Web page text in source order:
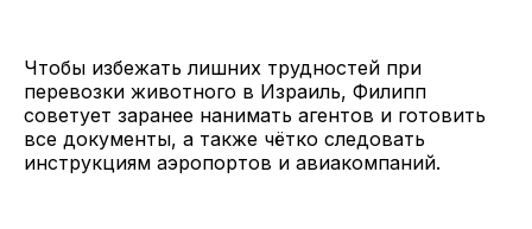
Чтобы избежать лишних трудностей при
перевозки животного в Израиль, Филипп
советует заранее нанимать агентов и готовить
все документы, а также чётко следовать
инструкциям аэропортов и авиакомпаний.